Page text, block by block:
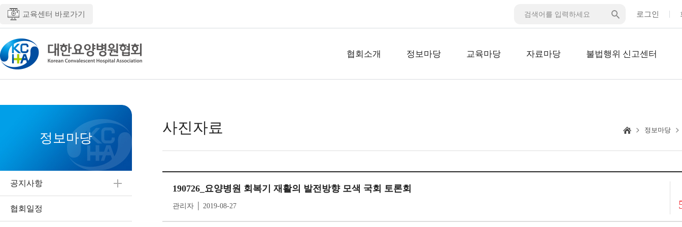
교육센터 바로가기 로그인
협회소개 정보마당 교육마당 자료마당 불법행위 신고센터
정보마당
공지사항
협회일정
사진자료 정보마당
190726_요양병원 회복기 재활의 발전방향 모색 국회 토론회
관리자 │ 2019-08-27